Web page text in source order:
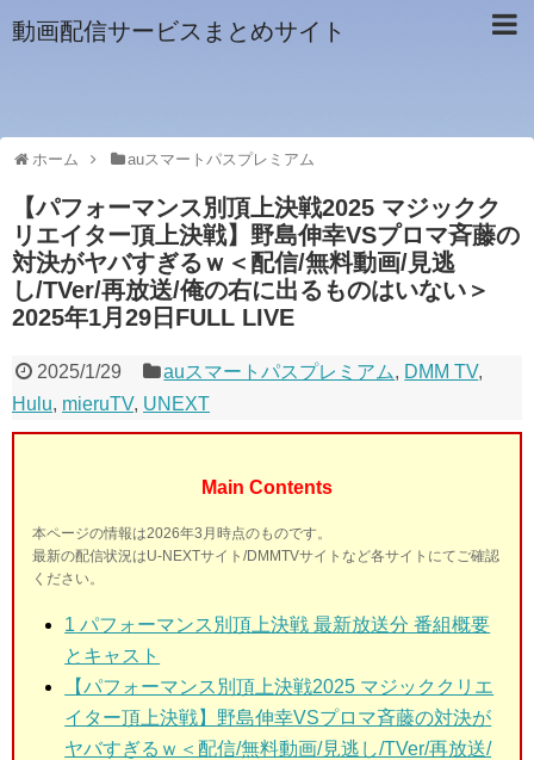
動画配信サービスまとめサイト
ホーム auスマートパスプレミアム
【パフォーマンス別頂上決戦2025 マジックク
リエイター頂上決戦】野島伸幸VSプロマ斉藤の
対決がヤバすぎるｗ＜配信/無料動画/見逃
し/TVer/再放送/俺の右に出るものはいない＞
2025年1月29日FULL LIVE
2025/1/29 auスマートパスプレミアム, DMM TV,
Hulu, mieruTV, UNEXT
Main Contents
本ページの情報は2026年3月時点のものです。
最新の配信状況はU-NEXTサイト/DMMTVサイトなど各サイトにてご確認
ください。
1 パフォーマンス別頂上決戦 最新放送分 番組概要
とキャスト
【パフォーマンス別頂上決戦2025 マジッククリエ
イター頂上決戦】野島伸幸VSプロマ斉藤の対決が
ヤバすぎるｗ＜配信/無料動画/見逃し/TVer/再放送/